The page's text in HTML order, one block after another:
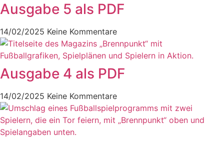
Ausgabe 5 als PDF
14/02/2025 Keine Kommentare
Ausgabe 4 als PDF
14/02/2025 Keine Kommentare